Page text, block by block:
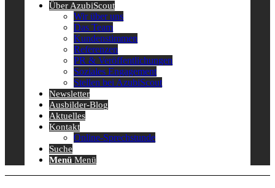
Über AzubiScout
Wir über uns
Das Team
Kundenstimmen
Referenzen
PR & Veröffentlichungen
Soziales Engagement
Stellen bei AzubiScout
Newsletter
Ausbilder-Blog
Aktuelles
Kontakt
Online-Sprechstunde
Suche
Menü Menü